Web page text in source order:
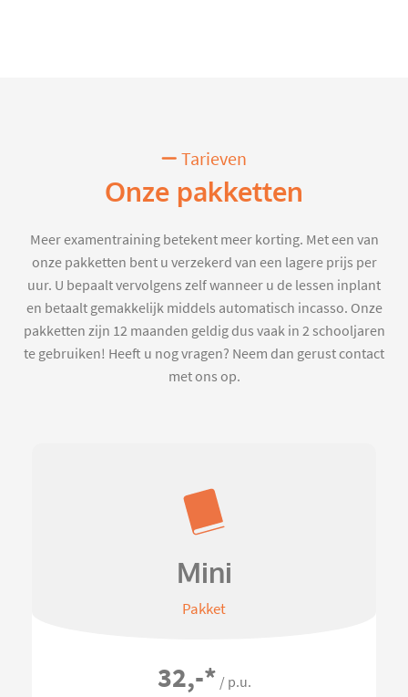
Tarieven
Onze pakketten
Meer examentraining betekent meer korting. Met een van
onze pakketten bent u verzekerd van een lagere prijs per
uur. U bepaalt vervolgens zelf wanneer u de lessen inplant
en betaalt gemakkelijk middels automatisch incasso. Onze
pakketten zijn 12 maanden geldig dus vaak in 2 schooljaren
te gebruiken! Heeft u nog vragen? Neem dan gerust contact
met ons op.
Mini
Pakket
32,-* / p.u.